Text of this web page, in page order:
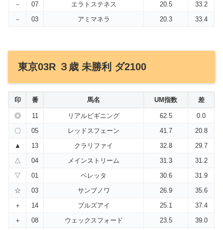
－
07 エラトステネス 20.5
33.2
－
03 アミマネラ 20.3 33.4
東京03R ３歳 未勝利 ダ2100
印 番 馬名 UM指数 差
◎ 11 リアルビギニング 62.5
0.0
〇
05 レッドスフェーン 41.7
20.8
▲
13 クラリファイ 32.8
29.7
△
04 メインストリーム 31.3
31.2
▽
01 ベレッタ 30.6
31.9
☆
03 サンブノワ 26.9
35.6
＋
14 ブルズアイ 25.1
37.4
＋
08 ウェックスフォード 23.5 39.0